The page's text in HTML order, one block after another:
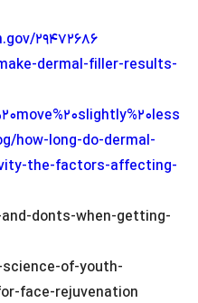
29472686/
dermal-filler-results-
how-long-do-dermal-
the-factors-affecting-
donts-when-getting-
of-youth-
face-rejuvenation